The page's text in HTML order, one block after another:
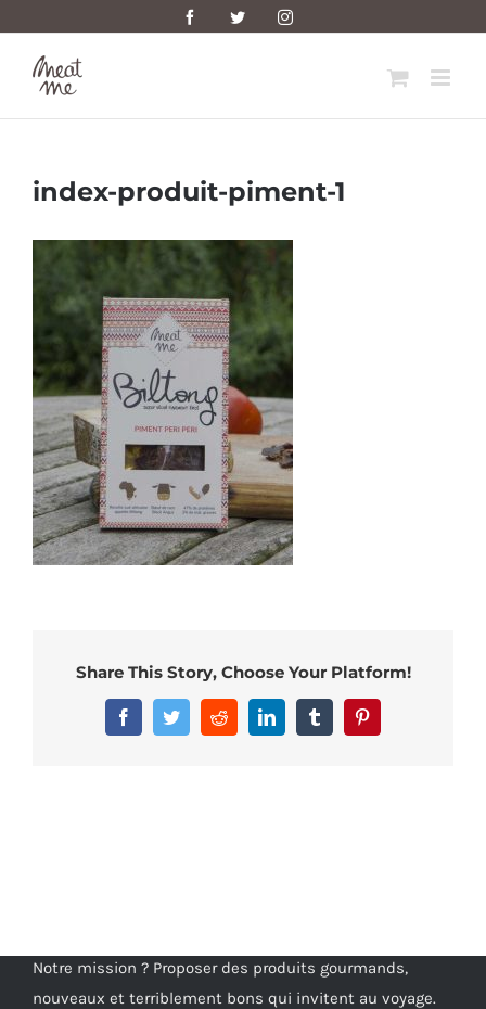
content
FacebookTwitter Instagram
index-produit-piment-1
Share This Story, Choose Your Platform!
FacebookTwitterRedditLinkedInTumblr
Notre mission ? Proposer des produits gourmands,
nouveaux et terriblement bons qui invitent au voyage.